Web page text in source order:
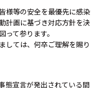
様等の安全を最優先に感染
計画に基づき対応方針を決
て参ります。
しては、何卒ご理解を賜り
態宣言が発出されている間